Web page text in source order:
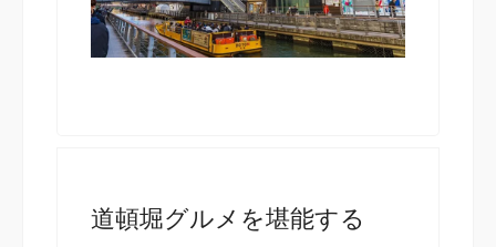
道頓堀グルメを堪能する